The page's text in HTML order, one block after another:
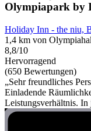
Olympiapark by
Holiday Inn - the niu,
1,4 km von
8,8/10
Hervorragend
(650 Bewertungen)
„Sehr freundliches
Einladende
Leistungsverhältnis.